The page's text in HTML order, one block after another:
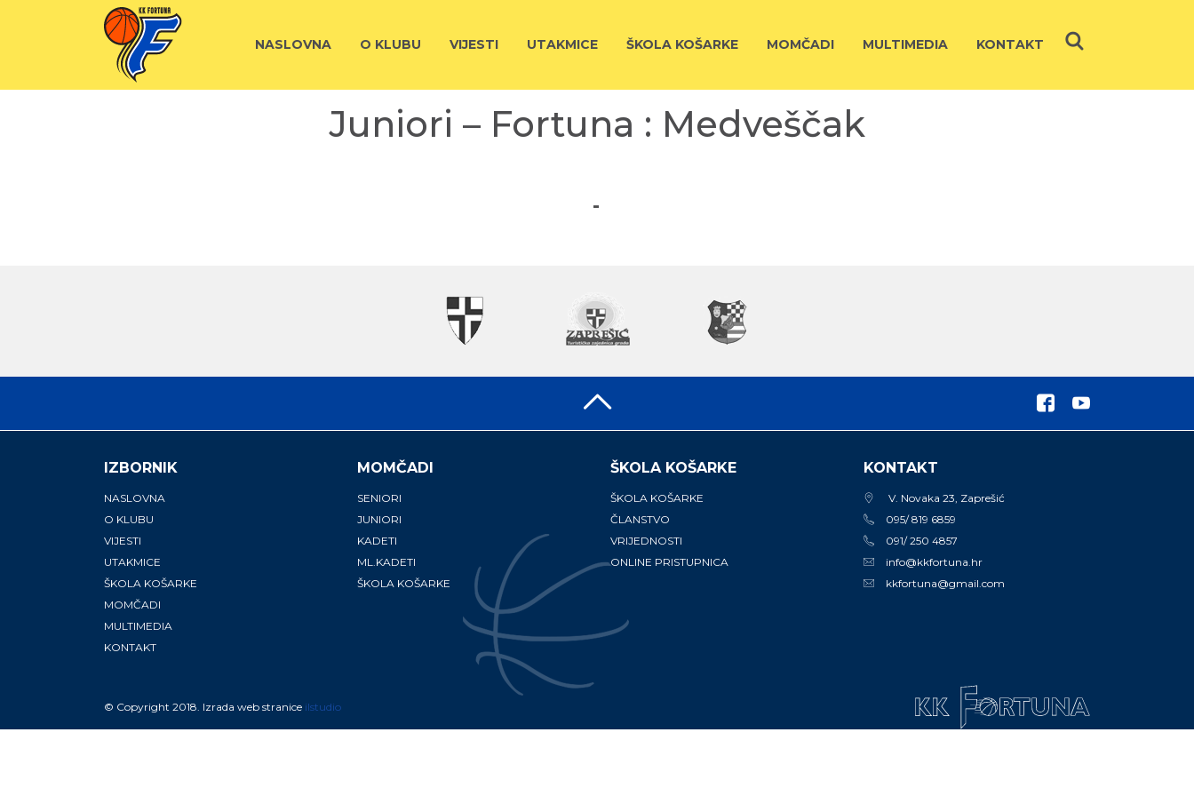
NASLOVNA O KLUBU VIJESTI UTAKMICE ŠKOLA KOŠARKE MOMČADI MULTIMEDIA KONTAKT
Juniori – Fortuna : Medveščak
-
IZBORNIK
NASLOVNA
O KLUBU
VIJESTI
UTAKMICE
ŠKOLA KOŠARKE
MOMČADI
MULTIMEDIA
KONTAKT
MOMČADI
SENIORI
JUNIORI
KADETI
ML.KADETI
ŠKOLA KOŠARKE
ŠKOLA KOŠARKE
ŠKOLA KOŠARKE
ČLANSTVO
VRIJEDNOSTI
ONLINE PRISTUPNICA
KONTAKT
V. Novaka 23, Zaprešić
095/ 819 6859
091/ 250 4857
info@kkfortuna.hr
kkfortuna@gmail.com
© Copyright 2018. Izrada web stranice ilstudio